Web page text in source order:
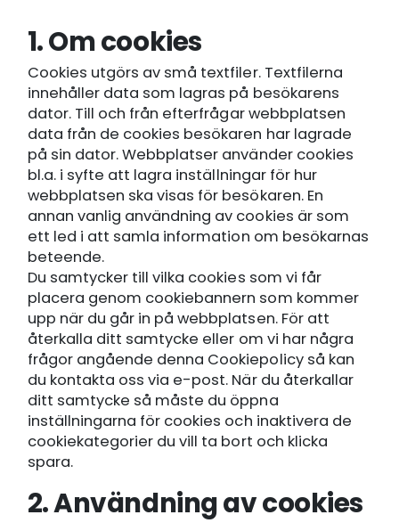
1. Om cookies
Cookies utgörs av små textfiler. Textfilerna
innehåller data som lagras på besökarens
dator. Till och från efterfrågar webbplatsen
data från de cookies besökaren har lagrade
på sin dator. Webbplatser använder cookies
bl.a. i syfte att lagra inställningar för hur
webbplatsen ska visas för besökaren. En
annan vanlig användning av cookies är som
ett led i att samla information om besökarnas
beteende.
Du samtycker till vilka cookies som vi får
placera genom cookiebannern som kommer
upp när du går in på webbplatsen. För att
återkalla ditt samtycke eller om vi har några
frågor angående denna Cookiepolicy så kan
du kontakta oss via e-post. När du återkallar
ditt samtycke så måste du öppna
inställningarna för cookies och inaktivera de
cookiekategorier du vill ta bort och klicka
spara.
2. Användning av cookies